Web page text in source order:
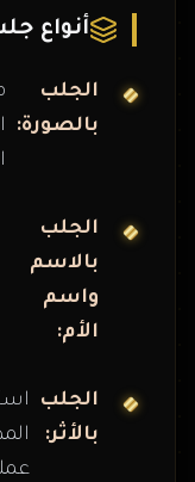
أنواع
الجلب
بالصورة:
الجلب
بالاسم
واسم
الأم:
الجلب
بالأثر: